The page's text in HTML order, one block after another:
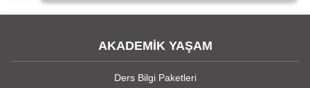
AKADEMİK YAŞAM
Ders Bilgi Paketleri